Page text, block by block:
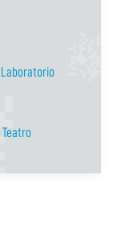
Laboratorio
Teatro